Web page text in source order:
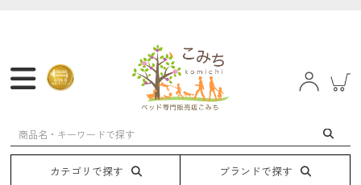
マットレス フレーム ベッド 電動ベッド
カテゴリで探す ブランドで探す